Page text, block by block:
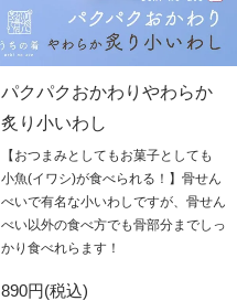
パクパクおかわりやわらか
炙り小いわし
【おつまみとしてもお菓子としても
小魚(イワシ)が食べられる！】骨せん
べいで有名な小いわしですが、骨せん
べい以外の食べ方でも骨部分までしっ
かり食べれらます！
890円(税込)